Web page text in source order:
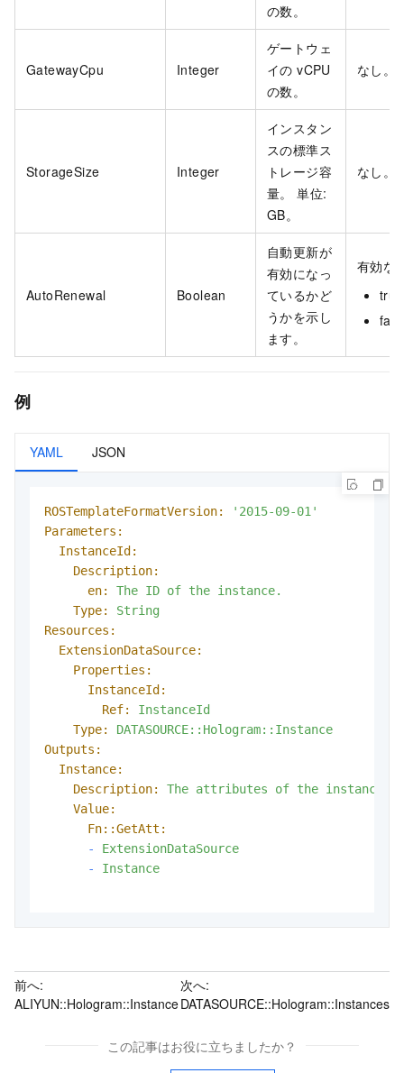
の数。
GatewayCpu Integer
ゲートウェ
イの vCPU
の数。
なし。
StorageSize Integer
インスタン
スの標準ス
トレージ容
量。 単位:
GB。
なし。
AutoRenewal Boolean
自動更新が
有効になっ
ているかど
うかを示し
ます。
有効な
true
例
YAML JSON
ROSTemplateFormatVersion:
'2015-09-01'
Parameters:
InstanceId:
Description:
en:
The ID of the instance.
Type:
String
Resources:
ExtensionDataSource:
Properties:
InstanceId:
Ref:
InstanceId
Type:
DATASOURCE::Hologram::Instance
Outputs:
Instance:
Description:
The attributes of the instance.
Value:
Fn::GetAtt:
-
ExtensionDataSource
-
Instance
前へ:
ALIYUN::Hologram::Instance
次へ:
DATASOURCE::Hologram::Instances
この記事はお役に立ちましたか？